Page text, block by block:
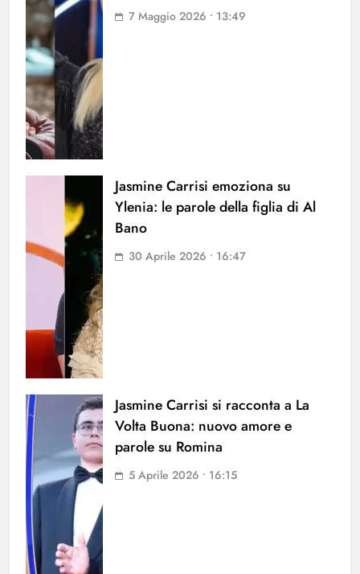
7 Maggio 2026 • 13:49
Jasmine Carrisi emoziona su
Ylenia: le parole della figlia di Al
Bano
30 Aprile 2026 • 16:47
Jasmine Carrisi si racconta a La
Volta Buona: nuovo amore e
parole su Romina
5 Aprile 2026 • 16:15